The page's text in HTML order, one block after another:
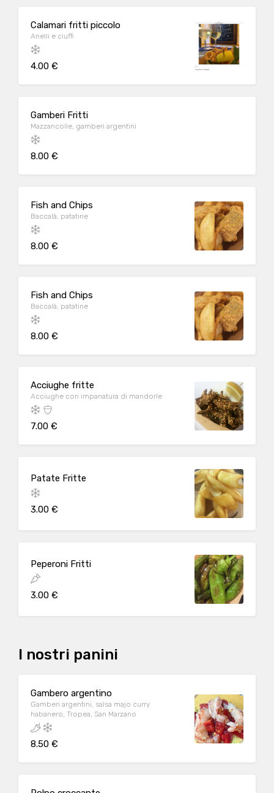
Calamari fritti piccolo
Anelli e ciuffi
4.00 €
Gamberi Fritti
Mazzancolle, gamberi argentini
8.00 €
Fish and Chips
Baccalà, patatine
8.00 €
Fish and Chips
Baccalà, patatine
8.00 €
Acciughe fritte
Acciughe con impanatura di mandorle
7.00 €
Patate Fritte
3.00 €
Peperoni Fritti
3.00 €
I nostri panini
Gambero argentino
Gamberi argentini, salsa majo curry
habanero, Tropea, San Marzano
8.50 €